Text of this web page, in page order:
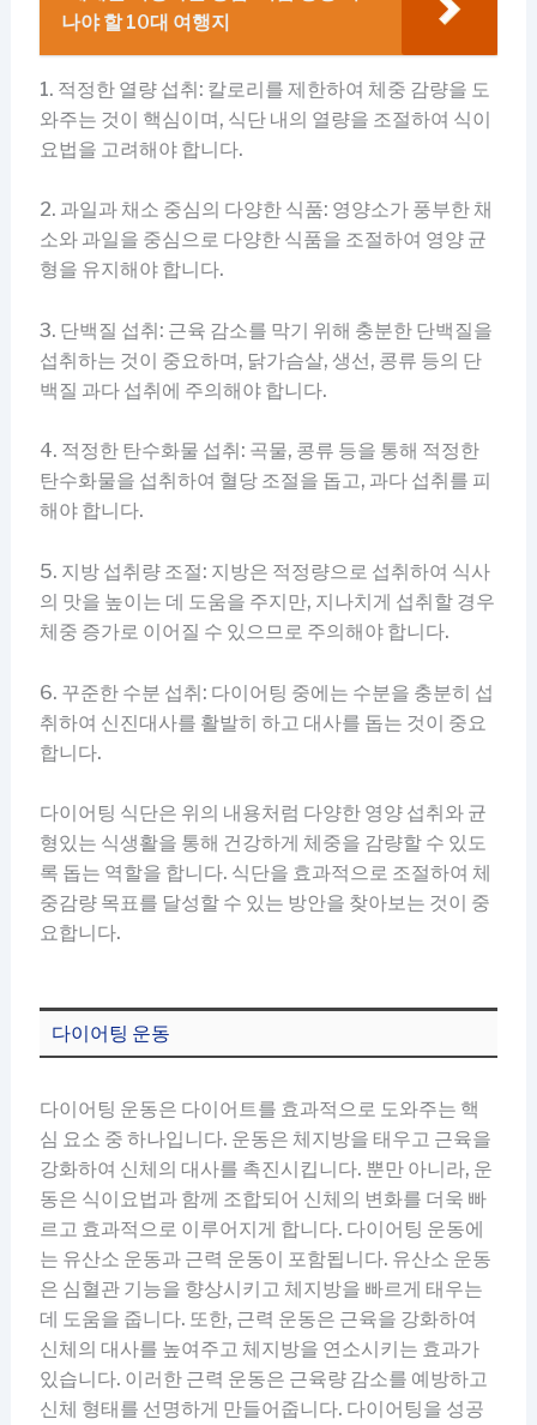
나야 할 10대 여행지
1. 적정한 열량 섭취: 칼로리를 제한하여 체중 감량을 도
와주는 것이 핵심이며, 식단 내의 열량을 조절하여 식이
요법을 고려해야 합니다.
2. 과일과 채소 중심의 다양한 식품: 영양소가 풍부한 채
소와 과일을 중심으로 다양한 식품을 조절하여 영양 균
형을 유지해야 합니다.
3. 단백질 섭취: 근육 감소를 막기 위해 충분한 단백질을
섭취하는 것이 중요하며, 닭가슴살, 생선, 콩류 등의 단
백질 과다 섭취에 주의해야 합니다.
4. 적정한 탄수화물 섭취: 곡물, 콩류 등을 통해 적정한
탄수화물을 섭취하여 혈당 조절을 돕고, 과다 섭취를 피
해야 합니다.
5. 지방 섭취량 조절: 지방은 적정량으로 섭취하여 식사
의 맛을 높이는 데 도움을 주지만, 지나치게 섭취할 경우
체중 증가로 이어질 수 있으므로 주의해야 합니다.
6. 꾸준한 수분 섭취: 다이어팅 중에는 수분을 충분히 섭
취하여 신진대사를 활발히 하고 대사를 돕는 것이 중요
합니다.
다이어팅 식단은 위의 내용처럼 다양한 영양 섭취와 균
형있는 식생활을 통해 건강하게 체중을 감량할 수 있도
록 돕는 역할을 합니다. 식단을 효과적으로 조절하여 체
중감량 목표를 달성할 수 있는 방안을 찾아보는 것이 중
요합니다.
다이어팅 운동
다이어팅 운동은 다이어트를 효과적으로 도와주는 핵
심 요소 중 하나입니다. 운동은 체지방을 태우고 근육을
강화하여 신체의 대사를 촉진시킵니다. 뿐만 아니라, 운
동은 식이요법과 함께 조합되어 신체의 변화를 더욱 빠
르고 효과적으로 이루어지게 합니다. 다이어팅 운동에
는 유산소 운동과 근력 운동이 포함됩니다. 유산소 운동
은 심혈관 기능을 향상시키고 체지방을 빠르게 태우는
데 도움을 줍니다. 또한, 근력 운동은 근육을 강화하여
신체의 대사를 높여주고 체지방을 연소시키는 효과가
있습니다. 이러한 근력 운동은 근육량 감소를 예방하고
신체 형태를 선명하게 만들어줍니다. 다이어팅을 성공